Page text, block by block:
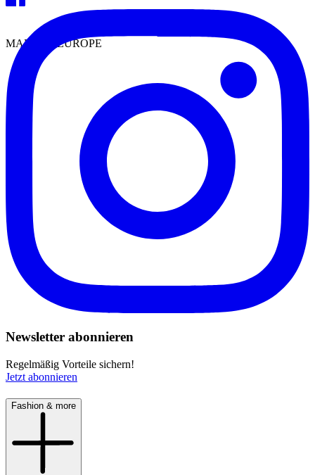
MADE IN EUROPE
Newsletter abonnieren
Regelmäßig Vorteile sichern!
Jetzt abonnieren
Fashion & more